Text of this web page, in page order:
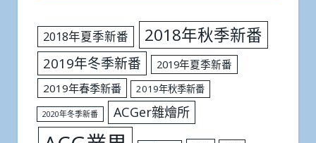
2018年夏季新番 2018年秋季新番
2019年冬季新番
2019年夏季新番
2019年春季新番
2019年秋季新番
2020年冬季新番 ACGer雜燴所